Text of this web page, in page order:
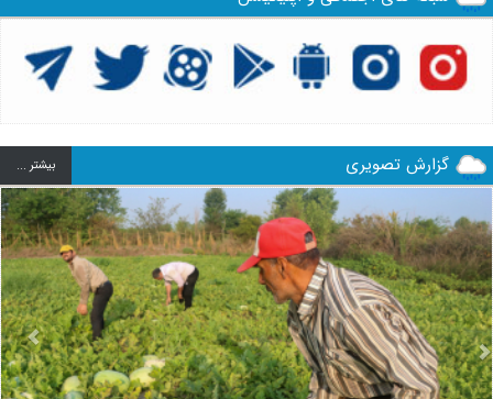
گزارش تصویری بيشتر ...
Next